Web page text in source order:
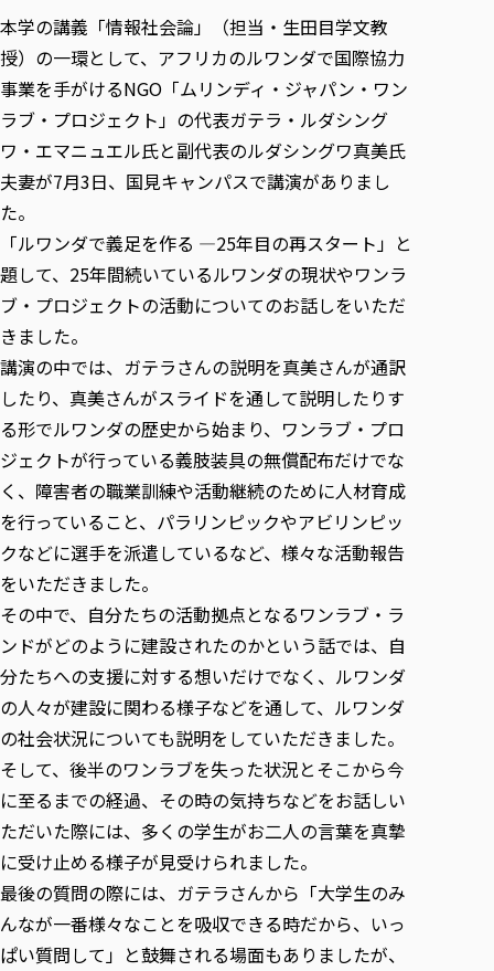
学びの特徴
ICT教育
初年次教育（リエゾンゼミⅠ）
実学臨床教育（総合福祉学部のみ履修可能）
教育実践活動（教育学科学生のみ受講可能）
教員紹介・業績
学びのサポート
学びのサポート
授業料減免・奨学金等
宿舎の紹介
学生生活サポート
学生自主活動支援
社会人学生の育児支援（一時預かり）
学生総合補償制度
スポーツ傷害保険
東北福祉大学オープンアクセス方針
各種社会貢献活動の窓口
伝承講座「311『伝える／備える』次世代塾」
JICA草の根技術協力事業
被災地の子ども支援活動
自治体・団体等との主な協定
自治体・団体等との主な協定
研究所について
研究者のご紹介
Universal Passport
本学の講義「情報社会論」（担当・生田目学文教
授）の一環として、アフリカのルワンダで国際協力
事業を手がけるNGO「ムリンディ・ジャパン・ワン
ラブ・プロジェクト」の代表ガテラ・ルダシング
ワ・エマニュエル氏と副代表のルダシングワ真美氏
夫妻が7月3日、国見キャンパスで講演がありまし
た。
「ルワンダで義足を作る —25年目の再スタート」と
題して、25年間続いているルワンダの現状やワンラ
ブ・プロジェクトの活動についてのお話しをいただ
きました。
講演の中では、ガテラさんの説明を真美さんが通訳
したり、真美さんがスライドを通して説明したりす
る形でルワンダの歴史から始まり、ワンラブ・プロ
ジェクトが行っている義肢装具の無償配布だけでな
く、障害者の職業訓練や活動継続のために人材育成
を行っていること、パラリンピックやアビリンピッ
クなどに選手を派遣しているなど、様々な活動報告
をいただきました。
その中で、自分たちの活動拠点となるワンラブ・ラ
ンドがどのように建設されたのかという話では、自
分たちへの支援に対する想いだけでなく、ルワンダ
の人々が建設に関わる様子などを通して、ルワンダ
の社会状況についても説明をしていただきました。
そして、後半のワンラブを失った状況とそこから今
に至るまでの経過、その時の気持ちなどをお話しい
ただいた際には、多くの学生がお二人の言葉を真摯
に受け止める様子が見受けられました。
最後の質問の際には、ガテラさんから「大学生のみ
んなが一番様々なことを吸収できる時だから、いっ
ぱい質問して」と鼓舞される場面もありましたが、